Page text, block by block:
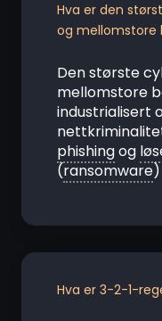
Hva er den
og mellomstore
Den største
mellomstore
industrialisert
phishingog
(ransomware
Hva er 3-2-1-